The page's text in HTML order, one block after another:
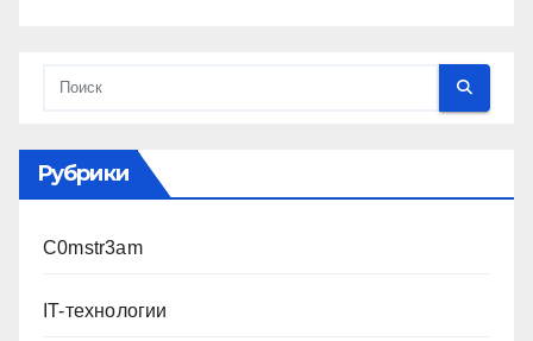
Рубрики
C0mstr3am
IT-технологии